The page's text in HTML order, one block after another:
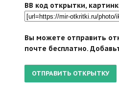
BB код открытки,
Вы можете отправить
почте бесплатно.